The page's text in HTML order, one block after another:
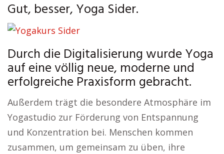
Gut, besser, Yoga Sider.
Durch die Digitalisierung wurde Yoga
auf eine völlig neue, moderne und
erfolgreiche Praxisform gebracht.
Außerdem trägt die besondere Atmosphäre im
Yogastudio zur Förderung von Entspannung
und Konzentration bei. Menschen kommen
zusammen, um gemeinsam zu üben, ihre